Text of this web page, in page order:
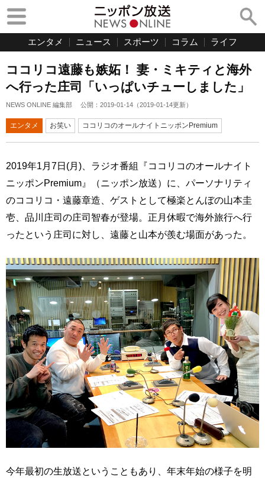
エンタメ ニュース スポーツ コラム ライフ
ココリコ遠藤も嫉妬！ 妻・ミキティと海外
へ行った庄司「いっぱいチューしました」
NEWS ONLINE 編集部 公開： 2019-01-14 （2019-01-14更新）
エンタメ お笑い ココリコのオールナイトニッポンPremium
2019年1月7日(月)、ラジオ番組『ココリコのオールナイト
ニッポンPremium』（ニッポン放送）に、パーソナリティ
のココリコ・遠藤章造、ゲストとして極楽とんぼの山本圭
壱、品川庄司の庄司智春が登場。正月休暇で海外旅行へ行
ったという庄司に対し、遠藤と山本が羨む場面があった。
今年最初の生放送ということもあり、年末年始の様子を明